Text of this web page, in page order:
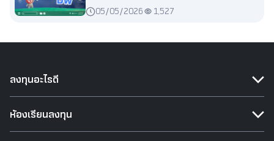
05/05/2026 1,527
ลงทุนอะไรดี
ห้องเรียนลงทุน